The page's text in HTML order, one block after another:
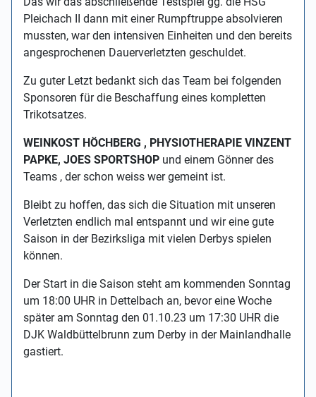
Pleichach II dann mit einer Rumpftruppe absolvieren
mussten, war den intensiven Einheiten und den bereits
angesprochenen Dauerverletzten geschuldet.
Zu guter Letzt bedankt sich das Team bei folgenden
Sponsoren für die Beschaffung eines kompletten
Trikotsatzes.
WEINKOST HÖCHBERG , PHYSIOTHERAPIE VINZENT
PAPKE, JOES SPORTSHOP und einem Gönner des
Teams , der schon weiss wer gemeint ist.
Bleibt zu hoffen, das sich die Situation mit unseren
Verletzten endlich mal entspannt und wir eine gute
Saison in der Bezirksliga mit vielen Derbys spielen
können.
Der Start in die Saison steht am kommenden Sonntag
um 18:00 UHR in Dettelbach an, bevor eine Woche
später am Sonntag den 01.10.23 um 17:30 UHR die
DJK Waldbüttelbrunn zum Derby in der Mainlandhalle
gastiert.